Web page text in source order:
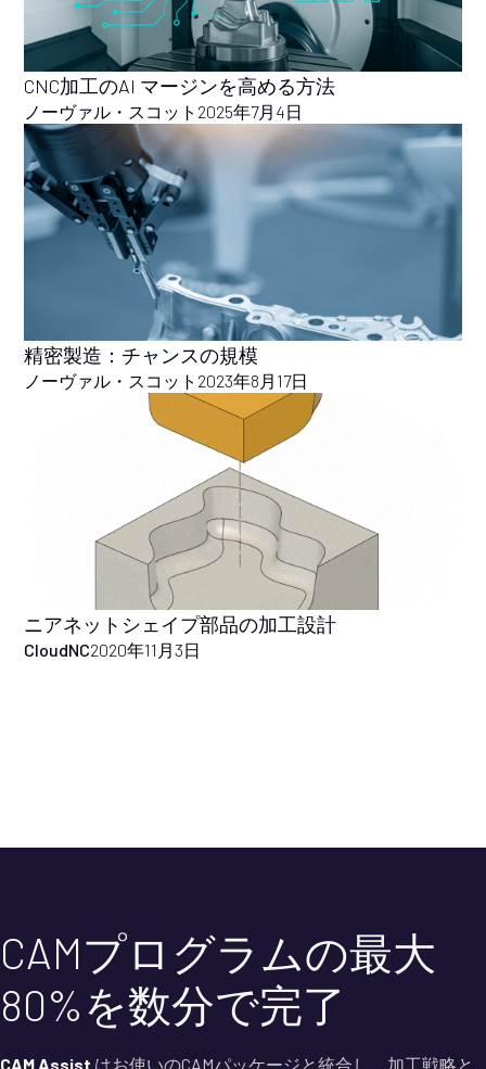
CNC加工のAI マージンを高める方法
ノーヴァル・スコット 2025年7月4日
精密製造：チャンスの規模
ノーヴァル・スコット 2023年8月17日
ニアネットシェイプ部品の加工設計
CloudNC2020年11月3日
CAMプログラムの最大
80%を数分で完了
CAM Assist はお使いのCAMパッケージと統合し、加工戦略と